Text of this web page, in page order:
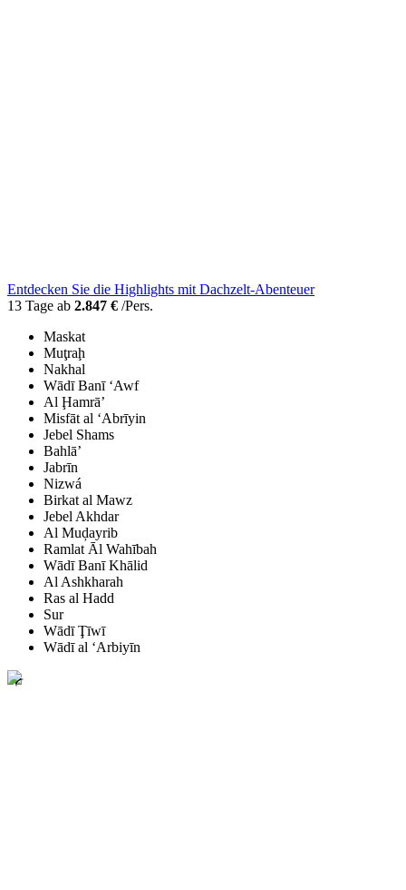
Entdecken Sie die Highlights mit Dachzelt-Abenteuer
13 Tage ab 2.847 € /Pers.
Maskat
Muţraḩ
Nakhal
Wādī Banī ‘Awf
Al Ḩamrā’
Misfāt al ‘Abrīyin
Jebel Shams
Bahlā’
Jabrīn
Nizwá
Birkat al Mawz
Jebel Akhdar
Al Muḑayrib
Ramlat Āl Wahībah
Wādī Banī Khālid
Al Ashkharah
Ras al Hadd
Sur
Wādī Ţīwī
Wādī al ‘Arbiyīn